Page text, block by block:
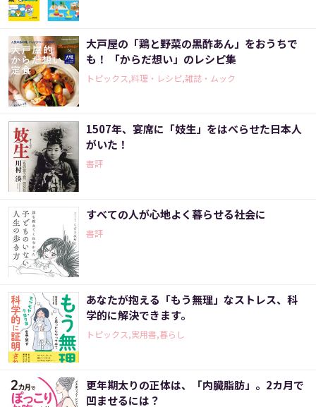
大戸屋の「鶏と野菜の黒酢あん」をおうちで
も！ 「からだ想い」のレシピ集
トピックス,料理・レシピ,雑誌・ムック
1507年、宴席に「妓生」をはべらせた日本人
がいた！
書評
すべての人が心地よく暮らせる社会に
書評
あなたが抱える「もう無理」なストレス、科
学的に解決できます。
トピックス,実用書,暮らし
更年期太りの正体は、「内臓脂肪」。2カ月で
凹ませるには？